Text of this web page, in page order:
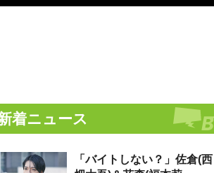
着ニュース
「バイトしない？」佐倉(西